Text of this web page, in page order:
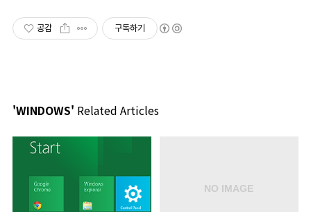
공감 구독하기
'WINDOWS' Related Articles